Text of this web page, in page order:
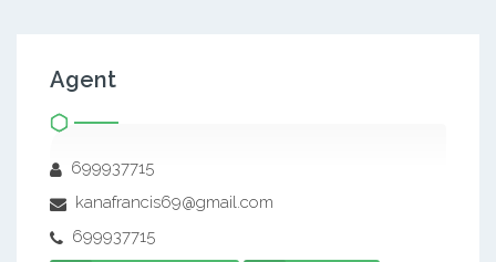
Agent
699937715
kanafrancis69@gmail.com
699937715